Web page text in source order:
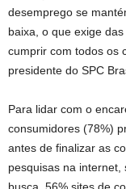
desemprego se
baixa, o que exige
cumprir com todos os
presidente do SPC
Para lidar com o
consumidores (78%)
antes de finalizar as
pesquisas na
busca, 56% sites de